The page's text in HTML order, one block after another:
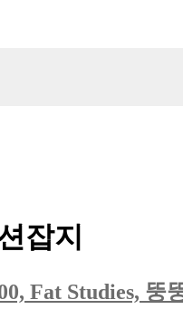
잡지
Fat Studies, 뚱